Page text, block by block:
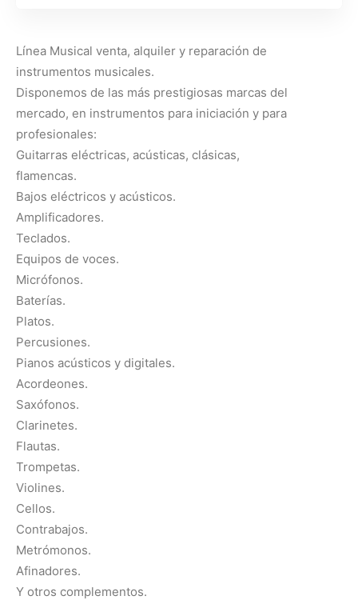
Línea Musical venta, alquiler y reparación de
instrumentos musicales.
Disponemos de las más prestigiosas marcas del
mercado, en instrumentos para iniciación y para
profesionales:
Guitarras eléctricas, acústicas, clásicas,
flamencas.
Bajos eléctricos y acústicos.
Amplificadores.
Teclados.
Equipos de voces.
Micrófonos.
Baterías.
Platos.
Percusiones.
Pianos acústicos y digitales.
Acordeones.
Saxófonos.
Clarinetes.
Flautas.
Trompetas.
Violines.
Cellos.
Contrabajos.
Metrómonos.
Afinadores.
Y otros complementos.